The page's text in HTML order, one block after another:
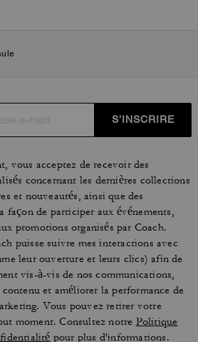
S’INSCRIRE
vous acceptez de recevoir des
concernant les dernières collections
et nouveautés, ainsi que des
façon de participer aux événements,
promotions organisés par Coach.
puisse suivre mes interactions avec
leur ouverture et leurs clics) afin de
vis-à-vis de nos communications,
et améliorer la performance de
Vous pouvez retirer votre
moment. Consultez notre Politique
pour plus d'informations.